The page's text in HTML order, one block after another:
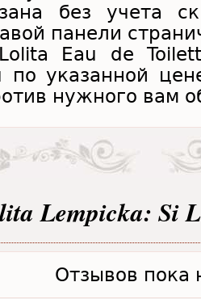
без учета
панели
Eau de
по указанной
нужного вам
Lempicka: Si
Отзывов пока